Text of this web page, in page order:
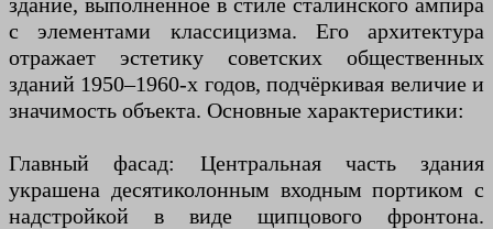
с элементами классицизма. Его архитектура
отражает эстетику советских общественных
зданий 1950–1960-х годов, подчёркивая величие и
значимость объекта. Основные характеристики:
Главный фасад: Центральная часть здания
украшена десятиколонным входным портиком с
надстройкой в виде щипцового фронтона.